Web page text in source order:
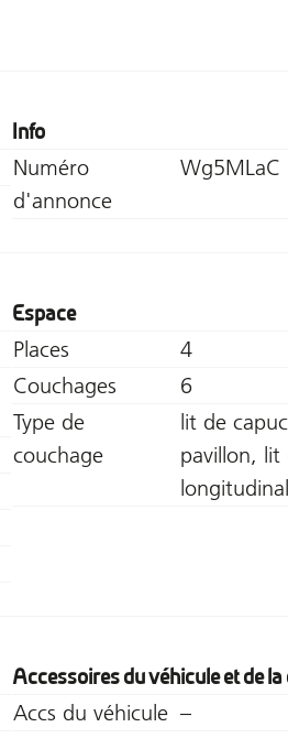
Info
Numéro
d'annonce
Wg5MLaC
Espace
Places
4
Couchages
6
Type de
couchage
lit de
pavillon, lit
Accessoires du véhicule et de
Accs du véhicule –